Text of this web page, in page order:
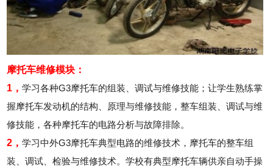
摩托车维修模块：
1，学习各种G3摩托车的组装、调试与维修技能；让学生熟练掌
握摩托车发动机的结构、原理与维修技能，整车组装、调试与维
修技能，各种摩托车的电路分析与故障排除。
2，学习中外G3摩托车典型电路的维修技术，摩托车的整车组
装、调试、检验与维修技术。学校有典型摩托车辆供亲自动手操